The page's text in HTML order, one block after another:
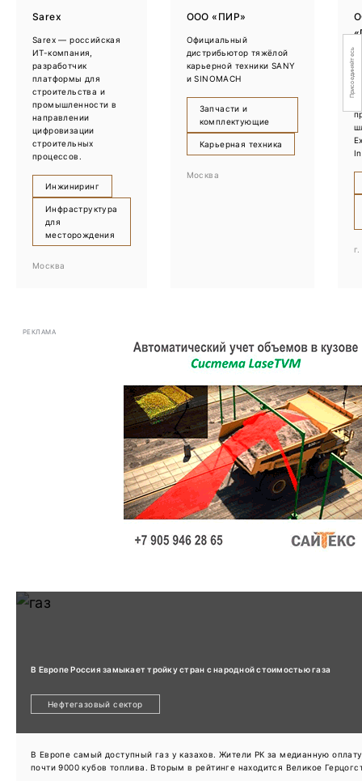
Sarex
Sarex — российская
ИТ-компания,
разработчик
платформы для
строительства и
промышленности в
направлении
цифровизации
строительных
процессов.
Инжиниринг
Инфраструктура
для
месторождения
Москва
ООО «ПИР»
Официальный
дистрибьютор тяжёлой
карьерной техники SANY
и SINOMACH
Запчасти и
комплектующие
Карьерная техника
Москва
РЕКЛАМА
В Европе Россия замыкает тройку стран с народной стоимостью газа
Нефтегазовый сектор
В Европе самый доступный газ у казахов. Жители РК за медианную
почти 9000 кубов топлива. Вторым в рейтинге находится Великое
Присоединяйтесь